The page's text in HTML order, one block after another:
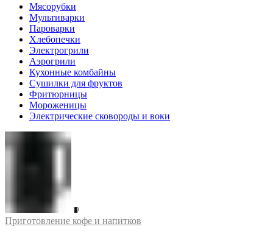
Мясорубки
Мультиварки
Пароварки
Хлебопечки
Электрогрили
Аэрогрили
Кухонные комбайны
Сушилки для фруктов
Фритюрницы
Мороженицы
Электрические сковороды и воки
Приготовление кофе и напитков